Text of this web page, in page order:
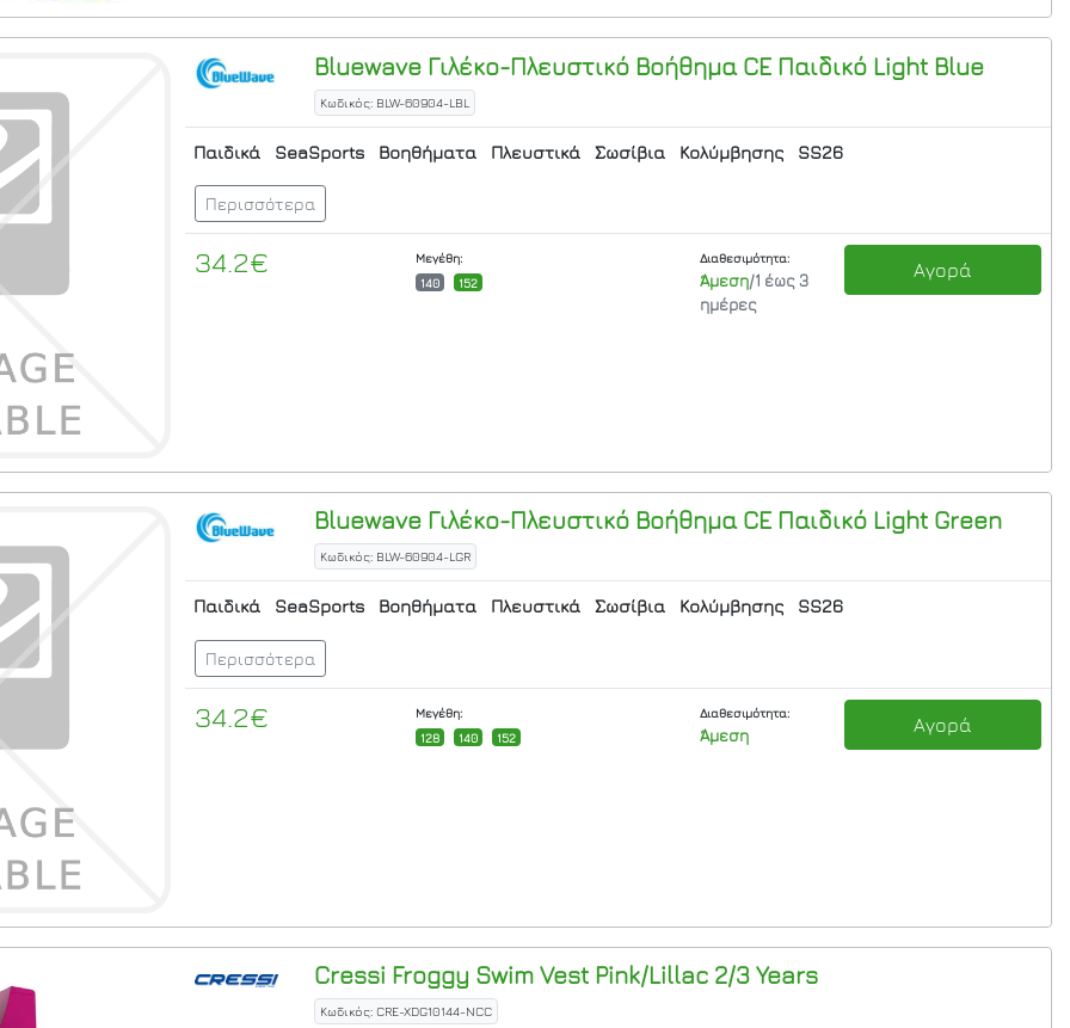
BluewaveΓιλέκο-Πλευστικό Βοήθημα CE ΠαιδικόLight Blue
Κωδικός: BLW-60904-LBL
Παιδικά SeaSports Βοηθήματα Πλευστικά Σωσίβια Κολύμβησης SS26
Περισσότερα
34.2€
Μεγέθη:
140
152
Διαθεσιμότητα:
Άμεση/1 έως 3
ημέρες
Αγορά
BluewaveΓιλέκο-Πλευστικό Βοήθημα CE ΠαιδικόLight Green
Κωδικός: BLW-60904-LGR
Παιδικά SeaSports Βοηθήματα Πλευστικά Σωσίβια Κολύμβησης SS26
Περισσότερα
34.2€
Μεγέθη:
128
140 152
Διαθεσιμότητα:
Άμεση Αγορά
Cressi Froggy Swim Vest Pink/Lillac 2/3 Years
Κωδικός: CRE-XDG10144-NCC